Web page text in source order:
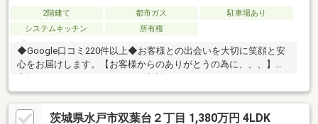
2階建て 都市ガス
駐車場あり
システムキッチン
所有権
◆Google口コミ220件以上◆お客様との出会いを大切に笑顔と安
心をお届けします。【お客様からのありがとうの為に、、、】お
茨城県水戸市双葉台２丁目 1,380万円 4LDK